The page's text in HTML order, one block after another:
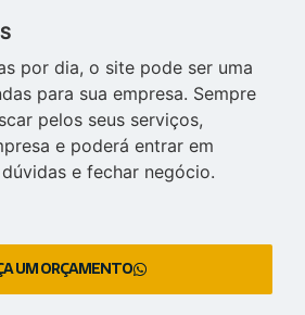
por dia, o site pode ser uma
para sua empresa. Sempre
pelos seus serviços,
e poderá entrar em
e fechar negócio.
UM ORÇAMENTO